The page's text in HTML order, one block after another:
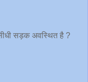
सड़क अवस्थित है ?